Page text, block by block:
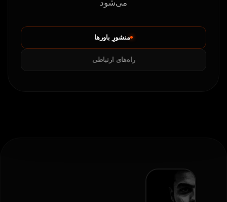
می‌شود
منشورِ باورها
راه‌های ارتباطی